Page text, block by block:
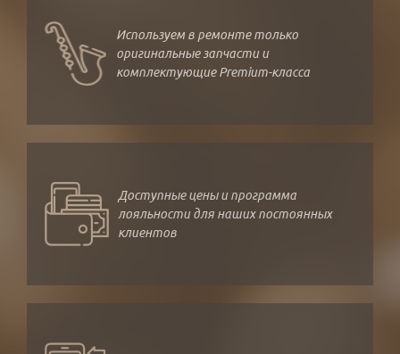
Используем в ремонте только
оригинальные запчасти и
комплектующие Premium-класса
Доступные цены и программа
лояльности для наших постоянных
клиентов